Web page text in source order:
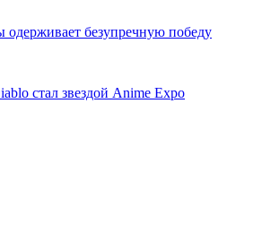
безупречную победу
стал звездой Anime Expo